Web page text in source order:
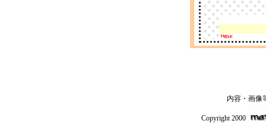
内容・画像
Copyright 2000